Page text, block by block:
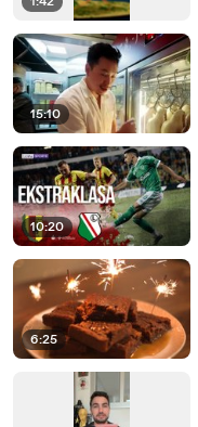
15:10
10:20
6:25